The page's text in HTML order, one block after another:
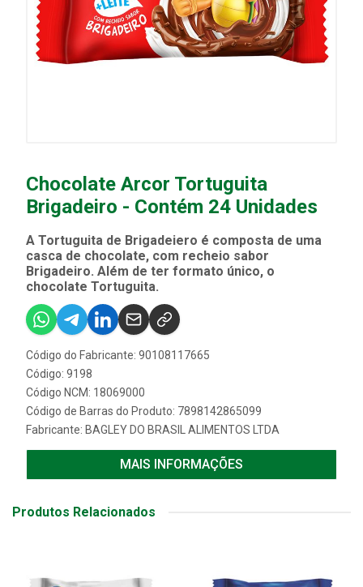
Chocolate Arcor Tortuguita
Brigadeiro - Contém 24 Unidades
A Tortuguita de Brigadeiero é composta de uma
casca de chocolate, com recheio sabor
Brigadeiro. Além de ter formato único, o
chocolate Tortuguita.
Código do Fabricante: 90108117665
Código: 9198
Código NCM: 18069000
Código de Barras do Produto: 7898142865099
Fabricante: BAGLEY DO BRASIL ALIMENTOS LTDA
MAIS INFORMAÇÕES
Produtos Relacionados